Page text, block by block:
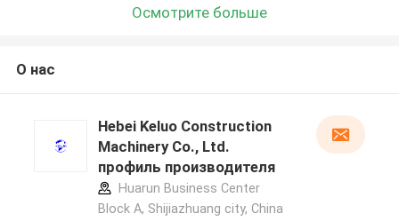
Осмотрите больше
О нас
Hebei Keluo Construction
Machinery Co., Ltd.
профиль производителя
Huarun Business Center
Block A, Shijiazhuang city, China